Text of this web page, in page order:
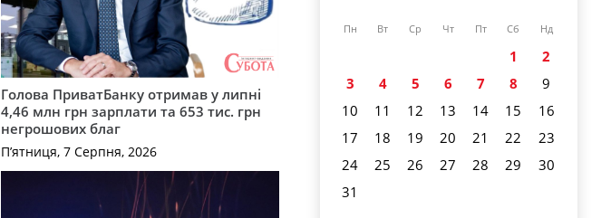
Голова ПриватБанку отримав у липні
4,46 млн грн зарплати та 653 тис. грн
негрошових благ
П’ятниця, 7 Серпня, 2026
Пн Вт Ср Чт Пт Сб Нд
1
2
3
4 5 6 7 8
9
10
11 12 13 14 15
16
17
18 19 20 21 22
23
24
25 26 27 28 29
30
31